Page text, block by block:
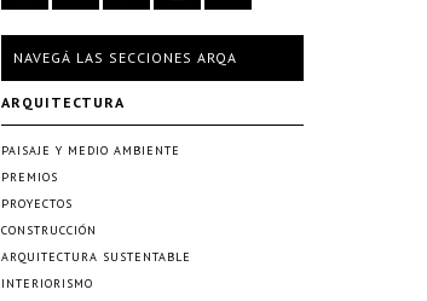
NAVEGÁ LAS SECCIONES ARQA
ARQUITECTURA
PAISAJE Y MEDIO AMBIENTE
PREMIOS
PROYECTOS
CONSTRUCCIÓN
ARQUITECTURA SUSTENTABLE
INTERIORISMO